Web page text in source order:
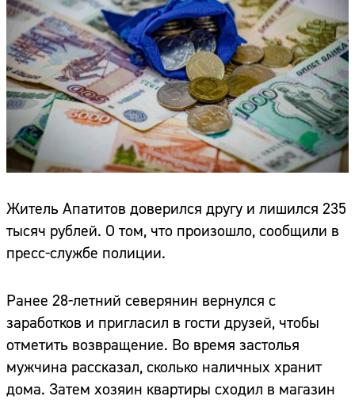
Житель Апатитов доверился другу и лишился 235
тысяч рублей. О том, что произошло, сообщили в
пресс-службе полиции.
Ранее 28-летний северянин вернулся с
заработков и пригласил в гости друзей, чтобы
отметить возвращение. Во время застолья
мужчина рассказал, сколько наличных хранит
дома. Затем хозяин квартиры сходил в магазин